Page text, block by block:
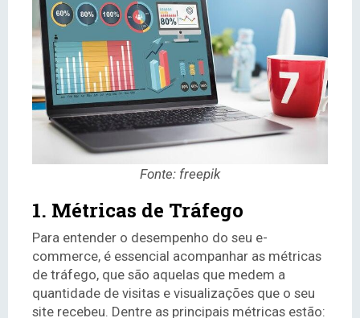
Fonte: freepik
1. Métricas de Tráfego
Para entender o desempenho do seu e-
commerce, é essencial acompanhar as métricas
de tráfego, que são aquelas que medem a
quantidade de visitas e visualizações que o seu
site recebeu. Dentre as principais métricas estão: